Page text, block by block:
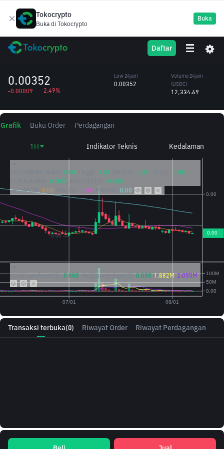
Tokocrypto
Buka di Tokocrypto
Buka
Daftar
SKL SKALE Network
0.00352
-0.00009 -2.49%
Low 24jam
0.00352
Volume 24jam
(SKL)
Volume 24jam
(USDC)
12,334.69
Transaksi terbuka(0) Riwayat Order Riwayat Perdagangan
Grafik Buku Order Perdagangan
1H Indikator Teknis Kedalaman
0.00 0.01 0.00
0.00
0.00% AMPLITUDO:
0.00%
MA(7):
0.00 MA(25): 0.00 MA(99): 0.00
Vol({{baseAsset}}): 0.000 Vol({{quoteAsset}}) 0.000 1.882M 2.055M